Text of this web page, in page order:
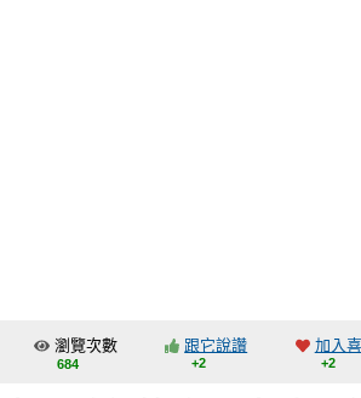
交流中心
瀏覽次數
684
跟它說讚
+2
加入
+2